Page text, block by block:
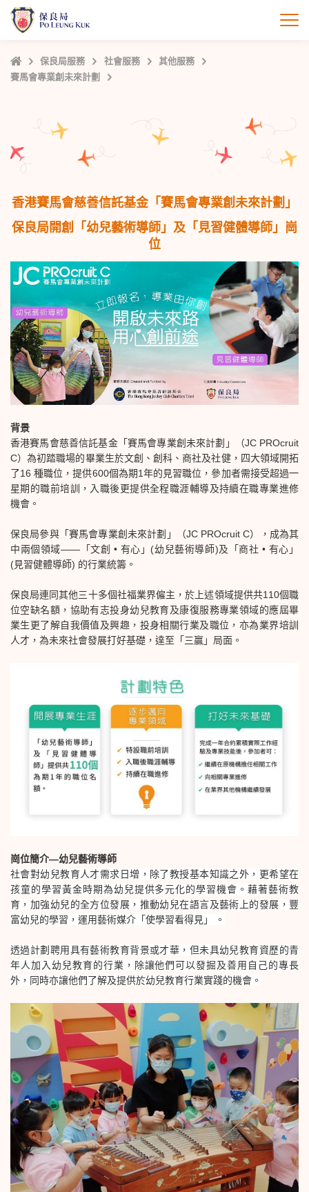
打
主
頁
保良局服務 社會服務
其他服務
賽馬會專業創未來計劃
香港賽馬會慈善信託基金「 賽馬會專業創未來計劃 」
保良局開創「幼兒藝術導師」及「見習健體導師」崗
位
背景
香港賽馬會慈善信託基金「賽馬會專業創未來計劃」（JC PROcruit
C）為初踏職場的畢業生於文創、創科、商社及社健，四大領域開拓
了16 種職位，提供600個為期1年的見習職位，參加者需接受超過一
星期的職前培訓，入職後更提供全程職涯輔導及持續在職專業進修
機會。
保良局參與「賽馬會專業創未來計劃」（JC PROcruit C），成為其
中兩個領域——「文創 • 有心」(幼兒藝術導師)及「商社 • 有心」
(見習健體導師) 的行業統籌。
保良局連同其他三十多個社福業界僱主，於上述領域提供共110個職
位空缺名額，協助有志投身幼兒教育及康復服務專業領域的應屆畢
業生更了解自我價值及興趣，投身相關行業及職位，亦為業界培訓
人才，為未來社會發展打好基礎，達至「三贏」局面。
崗位簡介—幼兒藝術導師
社會對幼兒教育人才需求日增，除了教授基本知識之外，更希望在
孩童的學習黃金時期為幼兒提供多元化的學習機會。藉著藝術教
育，加強幼兒的全方位發展，推動幼兒在語言及藝術上的發展，豐
富幼兒的學習，運用藝術媒介「使學習看得見」
。
透過計劃聘用具有藝術教育背景或才華，但未具幼兒教育資歷的青
年人加入幼兒教育的行業，除讓他們可以發掘及善用自己的專長
外，同時亦讓他們了解及提供於幼兒教育行業實踐的機會。